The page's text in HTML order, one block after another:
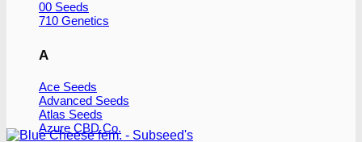
00 Seeds
710 Genetics
A
Ace Seeds
Advanced Seeds
Atlas Seeds
Azure CBD Co.